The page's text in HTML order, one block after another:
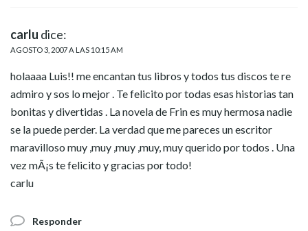
carlu dice:
AGOSTO 3, 2007 A LAS 10:15 AM
holaaaa Luis!! me encantan tus libros y todos tus discos te re
admiro y sos lo mejor . Te felicito por todas esas historias tan
bonitas y divertidas . La novela de Frin es muy hermosa nadie
se la puede perder. La verdad que me pareces un escritor
maravilloso muy ,muy ,muy ,muy, muy querido por todos . Una
vez mÃ¡s te felicito y gracias por todo!
carlu
Responder